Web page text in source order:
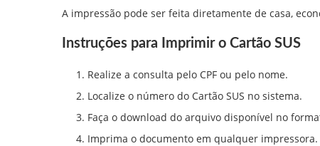
A impressão pode ser feita diretamente de casa,
Instruções para Imprimir o Cartão SUS
Realize a consulta pelo CPF ou pelo nome.
Localize o número do Cartão SUS no sistema.
Faça o download do arquivo disponível no
Imprima o documento em qualquer impressora.